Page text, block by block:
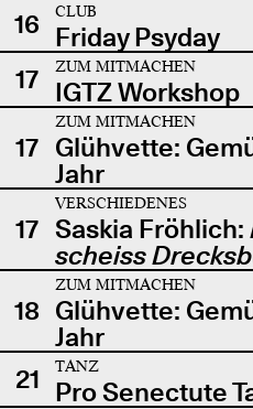
16
CLUB
Friday Psyday
17
ZUM MITMACHEN
IGTZ Workshop
17
ZUM MITMACHEN
Glühvette:
Jahr
17
VERSCHIEDENES
Saskia Fröhlich:
scheiss
18
ZUM MITMACHEN
Glühvette:
Jahr
21
TANZ
Pro Senectute